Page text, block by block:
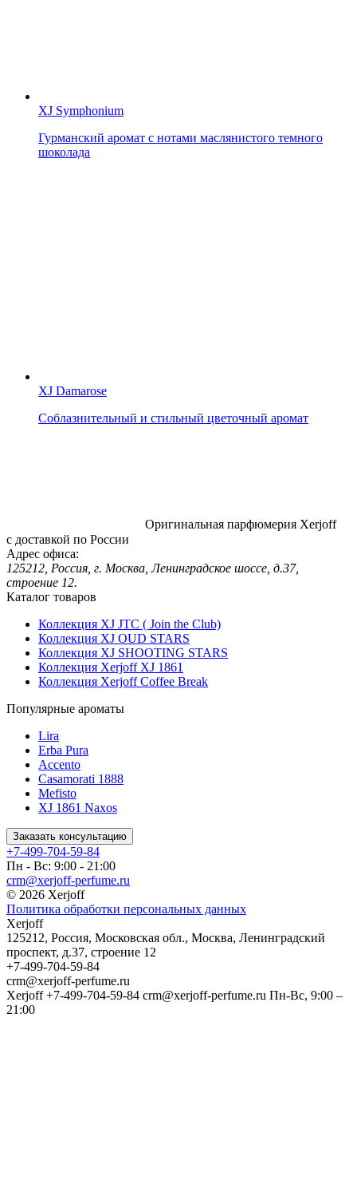
XJ Symphonium
Гурманский аромат с нотами маслянистого темного
шоколада
XJ Damarose
Соблазнительный и стильный цветочный аромат
Оригинальная парфюмерия Xerjoff
с доставкой по России
Адрес офиса:
125212, Россия, г. Москва, Ленинградское шоссе, д.37,
строение 12.
Каталог товаров
Коллекция XJ JTC ( Join the Club)
Коллекция XJ OUD STARS
Коллекция XJ SHOOTING STARS
Коллекция Xerjoff XJ 1861
Коллекция Xerjoff Coffee Break
Популярные ароматы
Lira
Erba Pura
Accento
Casamorati 1888
Mefisto
XJ 1861 Naxos
Заказать консультацию
+7-499-704-59-84
Пн - Вс: 9:00 - 21:00
crm@xerjoff-perfume.ru
© 2026 Xerjoff
Политика обработки персональных данных
Xerjoff
125212, Россия, Московская обл., Москва, Ленинградский
проспект, д.37, строение 12
+7-499-704-59-84
crm@xerjoff-perfume.ru
Xerjoff +7-499-704-59-84 crm@xerjoff-perfume.ru Пн-Вс, 9:00 –
21:00